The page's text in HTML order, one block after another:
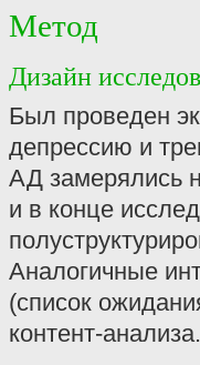
Метод
Дизайн
Был проведен
депрессию и
АД замерялись
и в конце
Аналогичные
(список
контент-анализа.